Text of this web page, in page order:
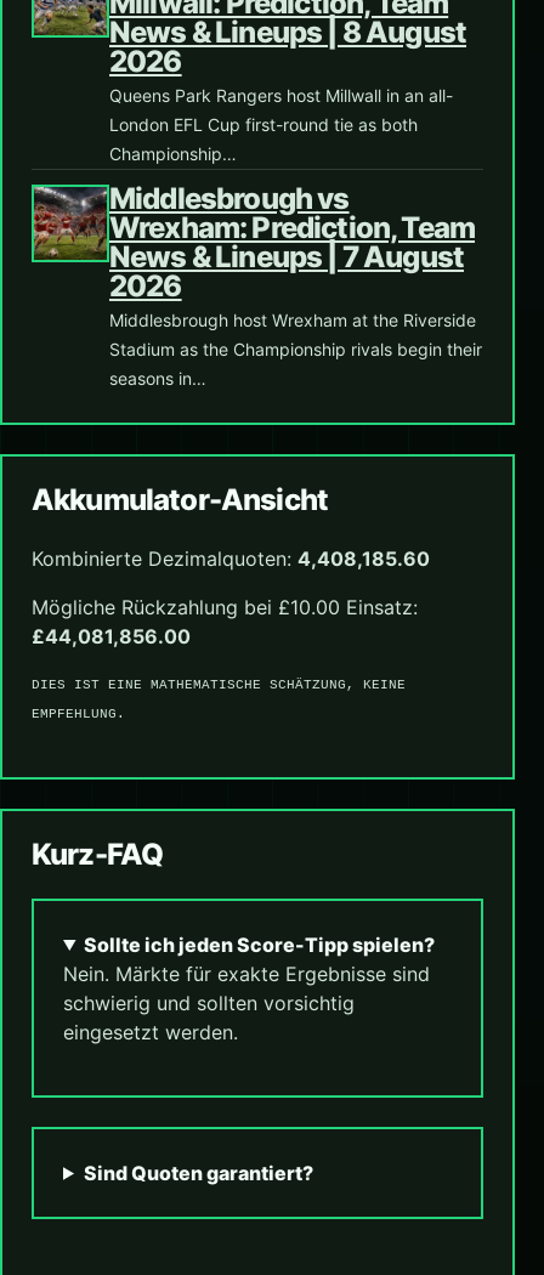
News & Lineups | 8 August
2026
Queens Park Rangers host Millwall in an all-
London EFL Cup first-round tie as both
Championship…
Middlesbrough vs
Wrexham: Prediction, Team
News & Lineups | 7 August
2026
Middlesbrough host Wrexham at the Riverside
Stadium as the Championship rivals begin their
seasons in…
Akkumulator-Ansicht
Kombinierte Dezimalquoten: 4,408,185.60
Mögliche Rückzahlung bei £10.00 Einsatz:
£44,081,856.00
DIES IST EINE MATHEMATISCHE SCHÄTZUNG, KEINE
EMPFEHLUNG.
Kurz-FAQ
Sollte ich jeden Score-Tipp spielen?
Nein. Märkte für exakte Ergebnisse sind
schwierig und sollten vorsichtig
eingesetzt werden.
Sind Quoten garantiert?